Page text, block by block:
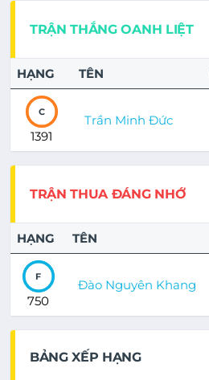
TRẬN THẮNG OANH LIỆT
HẠNG TÊN
C
1391
Trần Minh Đức
TRẬN THUA ĐÁNG NHỚ
HẠNG TÊN
F
750
Đào Nguyên Khang
BẢNG XẾP HẠNG